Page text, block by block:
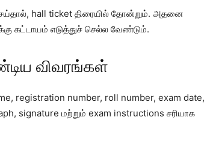
hall ticket திரையில் தோன்றும். அதனை
கட்டாயம் எடுத்துச் செல்ல வேண்டும்.
விவரங்கள்
registration number, roll number, exam date,
signature மற்றும் exam instructions சரியாக